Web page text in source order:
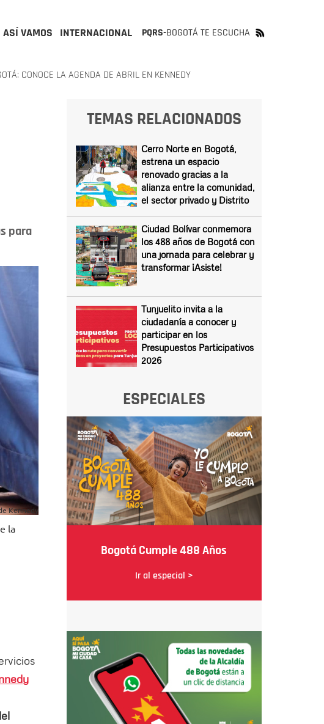
ASÍ VAMOS INTERNACIONAL PQRS-BOGOTÁ TE ESCUCHA
CONOCE LA AGENDA DE ABRIL EN KENNEDY
para
Kennedy
la
TEMAS RELACIONADOS
Cerro Norte en Bogotá,
estrena un espacio
renovado gracias a la
alianza entre la comunidad,
el sector privado y Distrito
Ciudad Bolívar conmemora
los 488 años de Bogotá con
una jornada para celebrar y
transformar ¡Asiste!
Tunjuelito invita a la
ciudadanía a conocer y
participar en los
Presupuestos Participativos
2026
ESPECIALES
Bogotá Cumple 488 Años
Ir al especial >